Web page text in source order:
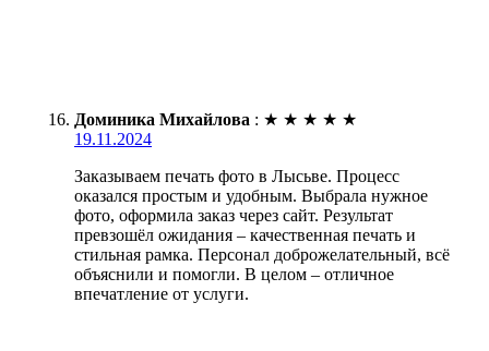
Доминика Михайлова : ★ ★ ★ ★ ★
19.11.2024
Заказываем печать фото в Лысьве. Процесс
оказался простым и удобным. Выбрала нужное
фото, оформила заказ через сайт. Результат
превзошёл ожидания – качественная печать и
стильная рамка. Персонал доброжелательный, всё
объяснили и помогли. В целом – отличное
впечатление от услуги.